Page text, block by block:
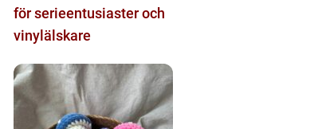
för serieentusiaster och
vinylälskare